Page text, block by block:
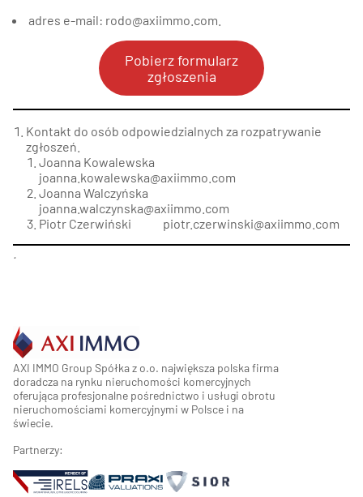
adres e-mail: rodo@axiimmo.com
Pobierz formularz
zgłoszenia
Kontakt do osób odpowiedzialnych za rozpatrywanie
zgłoszeń.
Joanna Kowalewska
joanna.kowalewska@axiimmo.com
Joanna Walczyńska
joanna.walczynska@axiimmo.com
Piotr Czerwiński piotr.czerwinski@axiimmo.com
.
AXI IMMO Group Spółka z o.o. największa polska firma
doradcza na rynku nieruchomości komercyjnych
oferująca profesjonalne pośrednictwo i usługi obrotu
nieruchomościami komercyjnymi w Polsce i na
świecie.
Partnerzy: